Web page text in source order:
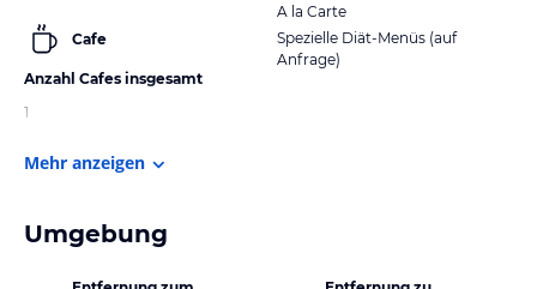
Cafe
Anzahl Cafes insgesamt
1
A la Carte
Spezielle Diät-Menüs (auf
Anfrage)
Mehr anzeigen
Umgebung